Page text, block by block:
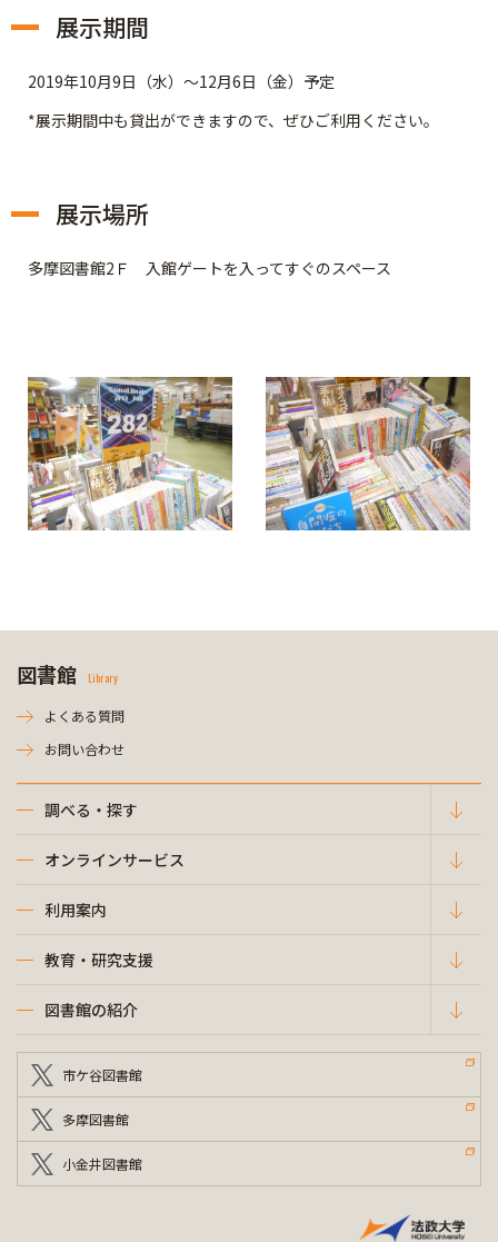
展示期間
2019年10月9日（水）～12月6日（金）予定
*展示期間中も貸出ができますので、ぜひご利用ください。
展示場所
多摩図書館2Ｆ 入館ゲートを入ってすぐのスペース
図書館 Library
よくある質問
お問い合わせ
調べる・探す
オンラインサービス
利用案内
教育・研究支援
図書館の紹介
市ケ谷図書館
多摩図書館
小金井図書館